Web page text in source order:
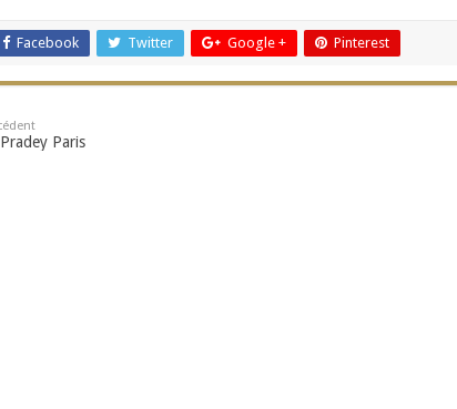
Facebook Twitter Google + Pinterest
Paris